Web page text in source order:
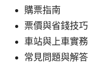
購票指南
票價與省錢技巧
車站與上車實務
常見問題與解答